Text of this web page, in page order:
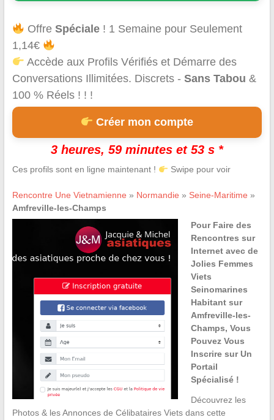
OffreSpéciale ! 1 Semaine pour Seulement
1,14€
Accède aux Profils Vérifiés et Démarre des
Conversations Illimitées. Discrets - Sans Tabou &
100 % Réels ! ! !
Créer mon compte
3 heures, 59 minutes et 53 s *
Ces profils sont en ligne maintenant ! Swipe pour voir
Rencontre Une Vietnamienne » Normandie » Seine-Maritime »
Amfreville-les-Champs
Pour Faire des
Rencontres sur
Internet avec de
Jolies Femmes
Viets
Seinomarines
Habitant sur
Amfreville-les-
Champs, Vous
Pouvez Vous
Inscrire sur Un
Portail
Spécialisé !
Découvrez les
Photos & les Annonces de Célibataires Viets dans cette